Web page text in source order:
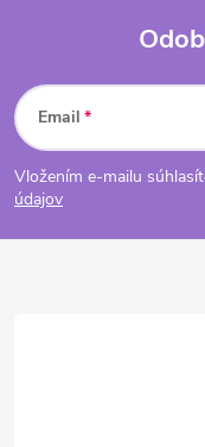
Zápätie
Email
Vložením e-mailu
údajov